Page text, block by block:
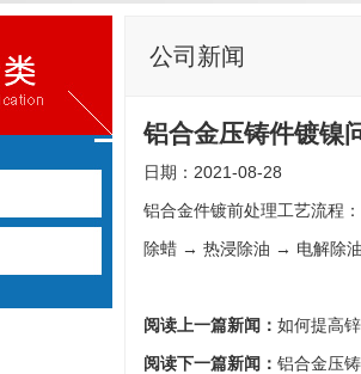
公司新闻
铝合金压铸件镀镍
日期：2021-08-28
铝合金件镀前处理工艺流程：
除蜡 → 热浸除油 → 电解除
阅读上一篇新闻： 如何提高
阅读下一篇新闻： 铝合金压